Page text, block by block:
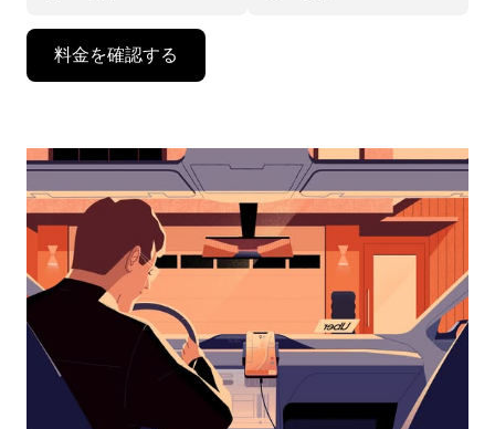
で
ン
ダ
ー
を
操
作
し、
料金を確認する